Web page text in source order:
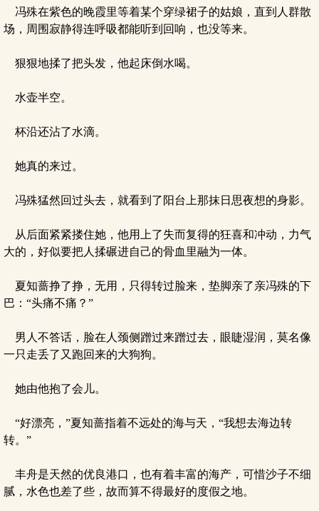
冯殊在紫色的晚霞里等着某个穿绿裙子的姑娘，直到人群散
场，周围寂静得连呼吸都能听到回响，也没等来。
狠狠地揉了把头发，他起床倒水喝。
水壶半空。
杯沿还沾了水滴。
她真的来过。
冯殊猛然回过头去，就看到了阳台上那抹日思夜想的身影。
从后面紧紧搂住她，他用上了失而复得的狂喜和冲动，力气
大的，好似要把人揉碾进自己的骨血里融为一体。
夏知蔷挣了挣，无用，只得转过脸来，垫脚亲了亲冯殊的下
巴：“头痛不痛？”
男人不答话，脸在人颈侧蹭过来蹭过去，眼睫湿润，莫名像
一只走丢了又跑回来的大狗狗。
她由他抱了会儿。
“好漂亮，”夏知蔷指着不远处的海与天，“我想去海边转
转。”
丰舟是天然的优良港口，也有着丰富的海产，可惜沙子不细
腻，水色也差了些，故而算不得最好的度假之地。